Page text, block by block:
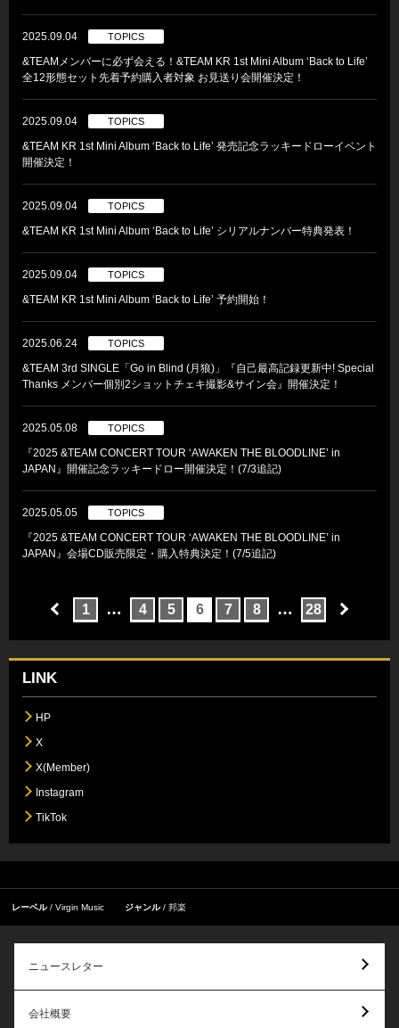
2025.09.04 TOPICS
&TEAMメンバーに必ず会える！&TEAM KR 1st Mini Album ‘Back to Life’
全12形態セット先着予約購入者対象 お見送り会開催決定！
2025.09.04 TOPICS
&TEAM KR 1st Mini Album ‘Back to Life’ 発売記念ラッキードローイベント
開催決定！
2025.09.04 TOPICS
&TEAM KR 1st Mini Album ‘Back to Life’ シリアルナンバー特典発表！
2025.09.04 TOPICS
&TEAM KR 1st Mini Album ‘Back to Life’ 予約開始！
2025.06.24 TOPICS
&TEAM 3rd SINGLE「Go in Blind (月狼)」『自己最高記録更新中! Special
Thanks メンバー個別2ショットチェキ撮影&サイン会』開催決定！
2025.05.08 TOPICS
『2025 &TEAM CONCERT TOUR ‘AWAKEN THE BLOODLINE’ in
JAPAN』開催記念ラッキードロー開催決定！(7/3追記)
2025.05.05 TOPICS
『2025 &TEAM CONCERT TOUR ‘AWAKEN THE BLOODLINE’ in
JAPAN』会場CD販売限定・購入特典決定！(7/5追記)
1 … 4 5 6 7 8 … 28
LINK
HP
X
X(Member)
Instagram
TikTok
レーベル Virgin Music ジャンル 邦楽
ニュースレター
会社概要